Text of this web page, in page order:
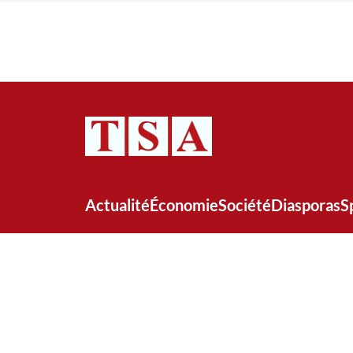
ActualitéÉconomieSociétéDiasporas